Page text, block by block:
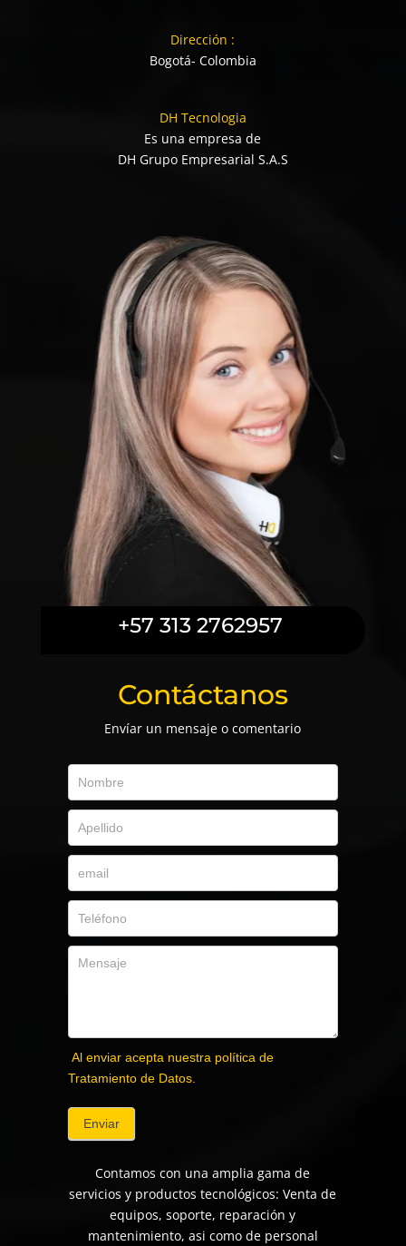
Dirección :
Bogotá- Colombia
DH Tecnologia
Es una empresa de
DH Grupo Empresarial S.A.S
+57 313 2762957
Contáctanos
Envíar un mensaje o comentario
Al enviar acepta nuestra política de
Tratamiento de Datos.
Enviar
Contamos con una amplia gama de
servicios y productos tecnológicos: Venta de
equipos, soporte, reparación y
mantenimiento, asi como de personal